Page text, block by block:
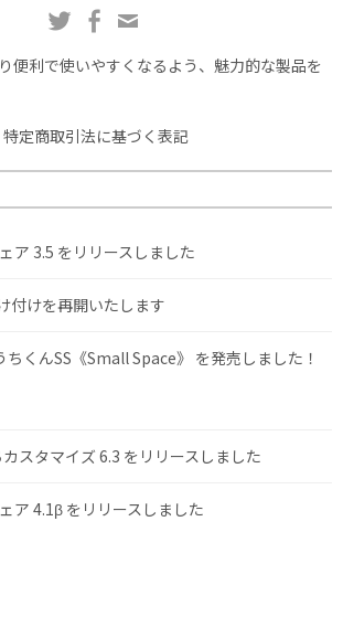
便利で使いやすくなるよう、魅力的な製品を
特定商取引法に基づく表記
ア 3.5 をリリースしました
付けを再開いたします
ちくんSS《Small Space》 を発売しました！
スタマイズ 6.3 をリリースしました
ア 4.1β をリリースしました